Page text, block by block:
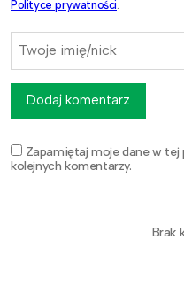
Polityce prywatności
Zapamiętaj moje dane w tej
kolejnych komentarzy.
Dodaj komentarz
Brak